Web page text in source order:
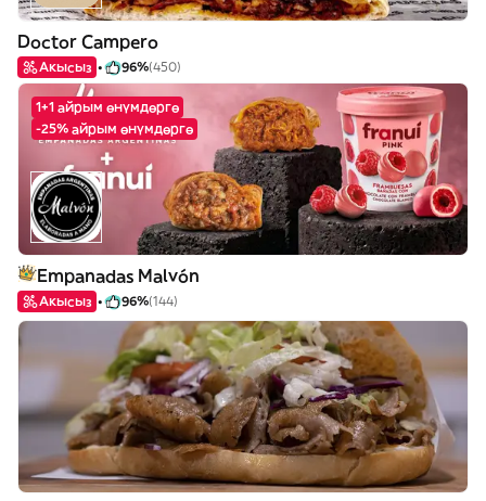
Doctor Campero
Акысыз 96%(450)
1+1 айрым өнүмдөргө
-25% айрым өнүмдөргө
Empanadas Malvón
Акысыз 96%(144)